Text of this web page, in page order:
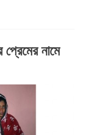
প্রেমের নামে